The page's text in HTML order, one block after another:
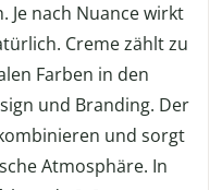
Je nach Nuance wirkt
Creme zählt zu
Farben in den
und Branding. Der
und sorgt
Atmosphäre. In